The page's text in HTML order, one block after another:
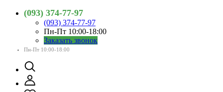
(093) 374-77-97
(093) 374-77-97
Пн-Пт 10:00-18:00
Заказать звонок
Пн-Пт 10:00-18:00